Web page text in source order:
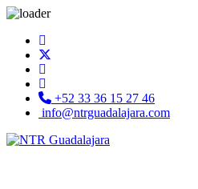
+52 33 36 15 27 46
info@ntrguadalajara.com